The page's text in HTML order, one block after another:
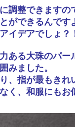
調整できますの
ができるんです
イデアでしょ？
ある大珠のパー
みました。
、指が最もきれ
く、和服にもお